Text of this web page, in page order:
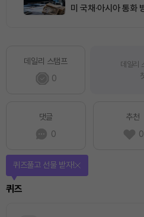
미 국채·아시아 통화
데일리 스탬프
0
데일리
댓글
0
추천
0
퀴즈
퀴즈풀고 선물 받자!